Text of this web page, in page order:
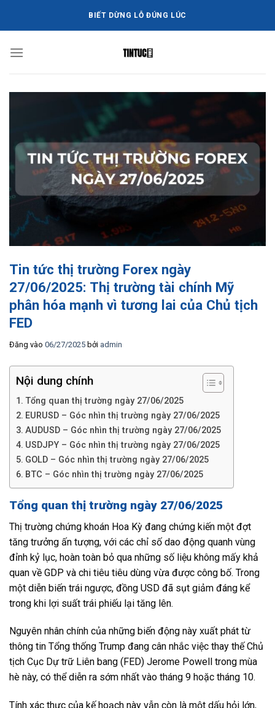
dung
BIẾT DỪNG LỖ ĐÚNG LÚC
Tin tức thị trường Forex ngày
27/06/2025: Thị trường tài chính Mỹ
phân hóa mạnh vì tương lai của Chủ tịch
FED
Đăng vào 06/27/2025 bởi admin
Nội dung chính
Tổng quan thị trường ngày 27/06/2025
EURUSD – Góc nhìn thị trường ngày 27/06/2025
AUDUSD – Góc nhìn thị trường ngày 27/06/2025
USDJPY – Góc nhìn thị trường ngày 27/06/2025
GOLD – Góc nhìn thị trường ngày 27/06/2025
BTC – Góc nhìn thị trường ngày 27/06/2025
Tổng quan thị trường ngày 27/06/2025
Thị trường chứng khoán Hoa Kỳ đang chứng kiến một đợt
tăng trưởng ấn tượng, với các chỉ số dao động quanh vùng
đỉnh kỷ lục, hoàn toàn bỏ qua những số liệu không mấy khả
quan về GDP và chi tiêu tiêu dùng vừa được công bố. Trong
một diễn biến trái ngược, đồng USD đã sụt giảm đáng kể
trong khi lợi suất trái phiếu lại tăng lên.
Nguyên nhân chính của những biến động này xuất phát từ
thông tin Tổng thống Trump đang cân nhắc việc thay thế Chủ
tịch Cục Dự trữ Liên bang (FED) Jerome Powell trong mùa
hè này, có thể diễn ra sớm nhất vào tháng 9 hoặc tháng 10.
Tính xác thực của kế hoạch này vẫn còn là một dấu hỏi lớn,